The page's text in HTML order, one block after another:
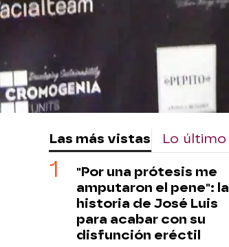
Las más vistas Lo último
"Por una prótesis me
amputaron el pene": la
historia de José Luis
para acabar con su
disfunción eréctil